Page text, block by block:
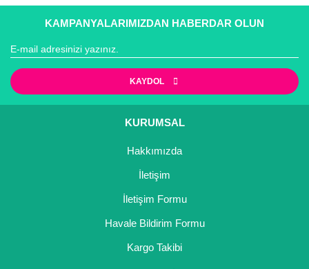
faaliyet göstermektedir.
Yorum Yaz
konularda yetersiz gördüğünüz noktaları öneri formunu
kullanarak tarafımıza iletebilirsiniz.
Ürün açıklamasında eksik bilgiler bulunuyor.
Bu ürüne benzer farklı alternatifler olmalı.
Gönder
KAMPANYALARIMIZDAN HABERDAR OLUN
KAYDOL
KURUMSAL
Hakkımızda
İletişim
İletişim Formu
Havale Bildirim Formu
Kargo Takibi